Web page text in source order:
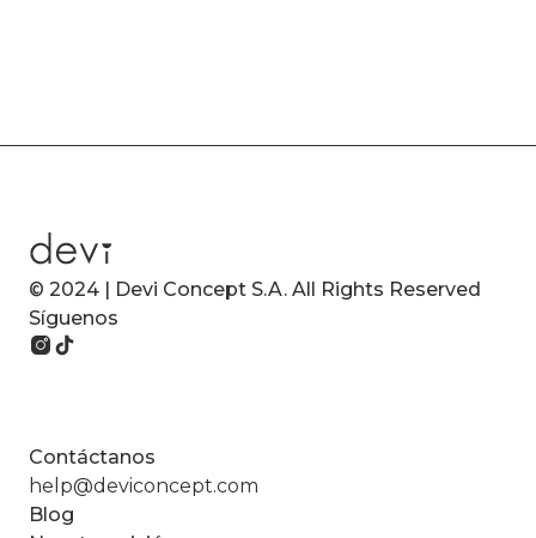
© 2024 | Devi Concept S.A. All Rights Reserved
Síguenos
Contáctanos
help@deviconcept.com
Blog